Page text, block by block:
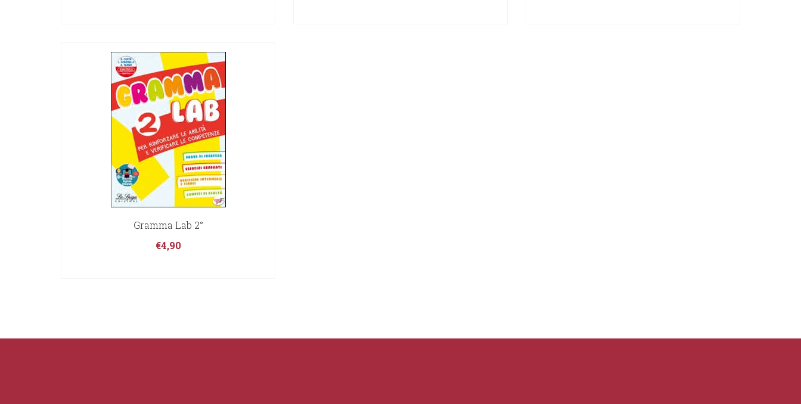
Gramma Lab 2°
€4,90